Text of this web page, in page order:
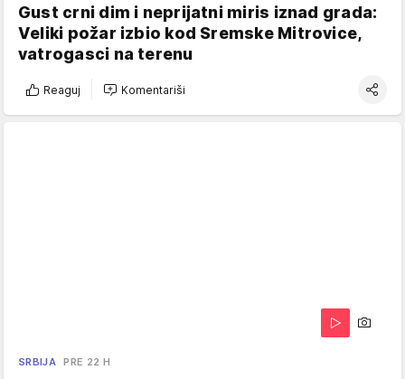
Gust crni dim i neprijatni miris iznad grada:
Veliki požar izbio kod Sremske Mitrovice,
vatrogasci na terenu
Reaguj Komentariši
SRBIJA PRE 22 H